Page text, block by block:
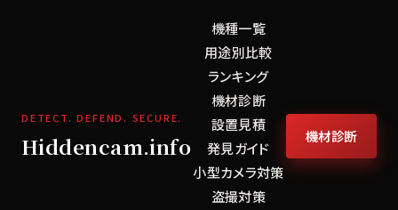
DETECT. DEFEND. SECURE.
Hiddencam.info
機種一覧
用途別比較
ランキング
機材診断
設置見積
発見ガイド
小型カメラ対策
盗撮対策
機材診断